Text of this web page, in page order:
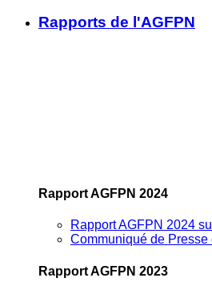
Rapports de l'AGFPN
Rapport AGFPN 2024
Rapport AGFPN 2024
Communiqué de Presse
Rapport AGFPN 2023